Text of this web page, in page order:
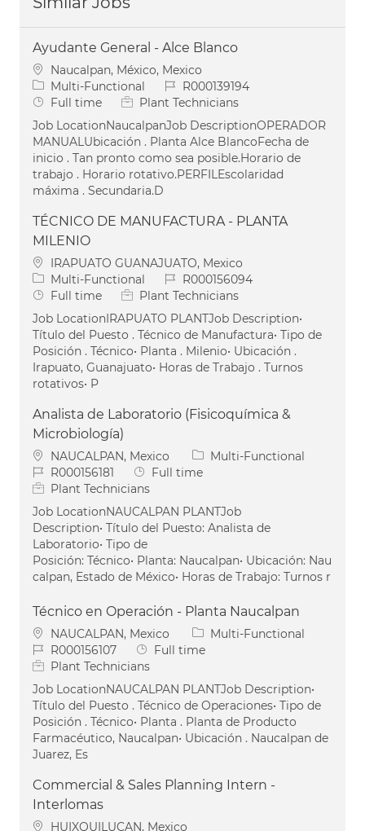
Ayudante General - Alce Blanco
Location
Naucalpan, México, Mexico
Category
Multi-Functional Job IdR000139194
Job Type
Full time
Plant Technicians
Job LocationNaucalpanJob DescriptionOPERADOR
MANUALUbicación . Planta Alce BlancoFecha de
inicio . Tan pronto como sea posible.Horario de
trabajo . Horario rotativo.PERFILEscolaridad
máxima . Secundaria.D
TÉCNICO DE MANUFACTURA - PLANTA
MILENIO
Location
IRAPUATO GUANAJUATO, Mexico
Category
Multi-Functional Job IdR000156094
Job Type
Full time
Plant Technicians
Job LocationIRAPUATO PLANTJob Description•
Título del Puesto . Técnico de Manufactura• Tipo de
Posición . Técnico• Planta . Milenio• Ubicación .
Irapuato, Guanajuato• Horas de Trabajo . Turnos
rotativos• P
Analista de Laboratorio (Fisicoquímica &
Microbiología)
Location
NAUCALPAN, Mexico Category
Multi-Functional
Job IdR000156181 Job Type
Full time
Plant Technicians
Job LocationNAUCALPAN PLANTJob
Description• Título del Puesto: Analista de
Laboratorio• Tipo de
Posición: Técnico• Planta: Naucalpan• Ubicación: Nau
calpan, Estado de México• Horas de Trabajo: Turnos r
Técnico en Operación - Planta Naucalpan
Location
NAUCALPAN, Mexico Category
Multi-Functional
Job IdR000156107 Job Type
Full time
Plant Technicians
Job LocationNAUCALPAN PLANTJob Description•
Título del Puesto . Técnico de Operaciones• Tipo de
Posición . Técnico• Planta . Planta de Producto
Farmacéutico, Naucalpan• Ubicación . Naucalpan de
Juarez, Es
Commercial & Sales Planning Intern -
Interlomas
Location
HUIXQUILUCAN, Mexico